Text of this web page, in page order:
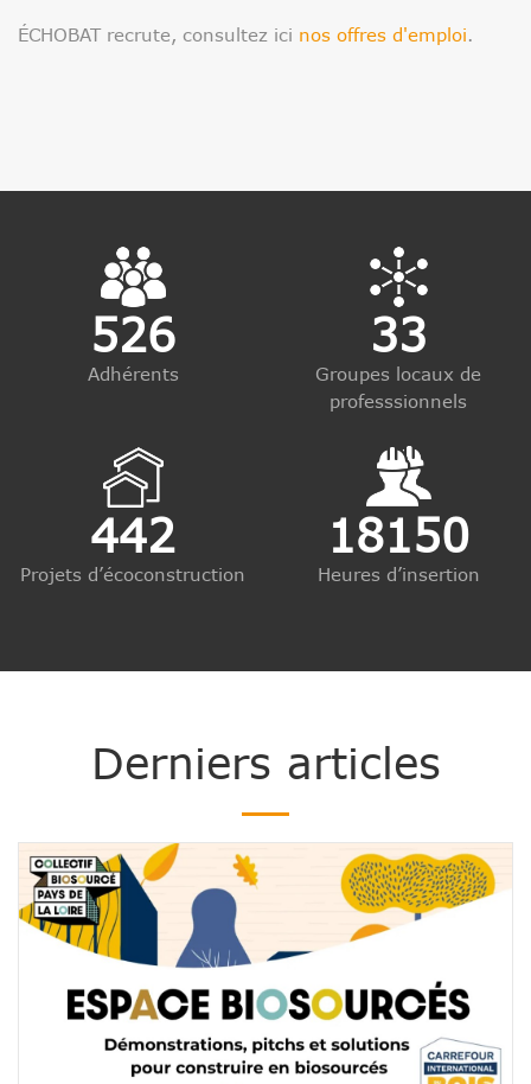
ÉCHOBAT recrute, consultez ici nos offres d'emploi.
526
Adhérents
33
Groupes locaux de
professsionnels
442
Projets d’écoconstruction
18150
Heures d’insertion
Derniers articles